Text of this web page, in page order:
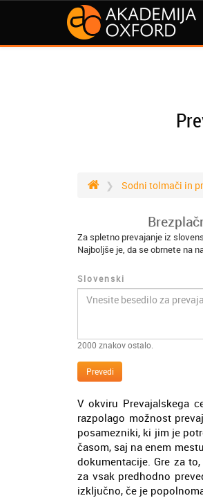
Sodni tolmači in
Za spletno prevajanje iz
Najboljše je, da se obrnete na
Slovenski
2000 znakov ostalo.
Prevedi
V okviru Prevajalskega
razpolago možnost
posamezniki, ki jim je
časom, saj na enem
dokumentacije. Gre za
za vsak predhodno
izključno, če je